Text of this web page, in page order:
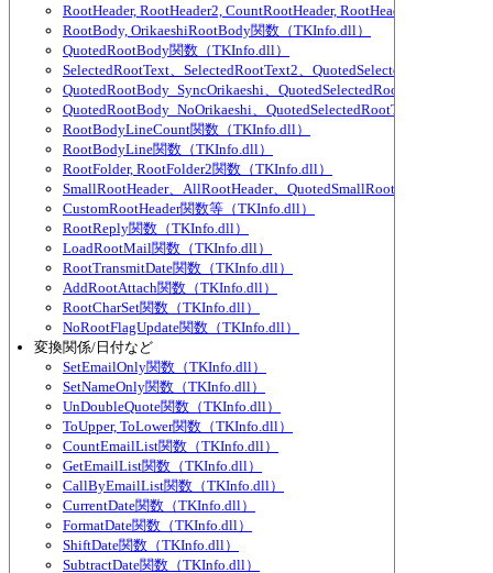
RootHeader, RootHeader2, CountRootHeader, RootHeaderUnited関数
RootBody, OrikaeshiRootBody関数（TKInfo.dll）
QuotedRootBody関数（TKInfo.dll）
SelectedRootText、SelectedRootText2、QuotedSelectedRootText、
QuotedRootBody_SyncOrikaeshi、
QuotedRootBody_NoOrikaeshi、
RootBodyLineCount関数（TKInfo.dll）
RootBodyLine関数（TKInfo.dll）
RootFolder, RootFolder2関数（TKInfo.dll）
SmallRootHeader、AllRootHeader、QuotedSmallRootHeader、
CustomRootHeader関数等（TKInfo.dll）
RootReply関数（TKInfo.dll）
LoadRootMail関数（TKInfo.dll）
RootTransmitDate関数（TKInfo.dll）
AddRootAttach関数（TKInfo.dll）
RootCharSet関数（TKInfo.dll）
NoRootFlagUpdate関数（TKInfo.dll）
変換関係/日付など
SetEmailOnly関数（TKInfo.dll）
SetNameOnly関数（TKInfo.dll）
UnDoubleQuote関数（TKInfo.dll）
ToUpper, ToLower関数（TKInfo.dll）
CountEmailList関数（TKInfo.dll）
GetEmailList関数（TKInfo.dll）
CallByEmailList関数（TKInfo.dll）
CurrentDate関数（TKInfo.dll）
FormatDate関数（TKInfo.dll）
ShiftDate関数（TKInfo.dll）
SubtractDate関数（TKInfo.dll）